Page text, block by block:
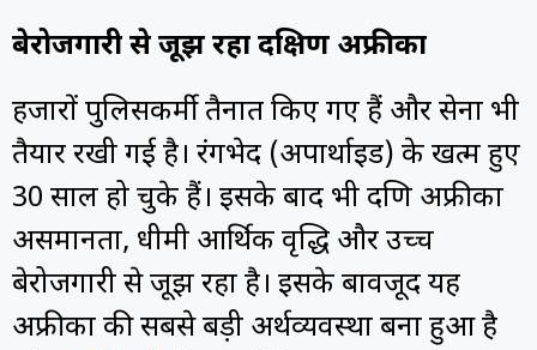
बेरोजगारी से जूझ रहा दक्षिण अफ्रीका
हजारों पुलिसकर्मी तैनात किए गए हैं और सेना भी
तैयार रखी गई है। रंगभेद (अपार्थाइड) के खत्म हुए
30 साल हो चुके हैं। इसके बाद भी दक्षिण अफ्रीका
असमानता, धीमी आर्थिक वृद्धि और उच्च
बेरोजगारी से जूझ रहा है। इसके बावजूद यह
अफ्रीका की सबसे बड़ी अर्थव्यवस्था बना हुआ है